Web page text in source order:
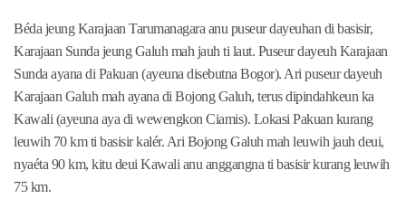
Béda jeung Karajaan Tarumanagara anu puseur dayeuhan di basisir,
Karajaan Sunda jeung Galuh mah jauh ti laut. Puseur dayeuh Karajaan
Sunda ayana di Pakuan (ayeuna disebutna Bogor). Ari puseur dayeuh
Karajaan Galuh mah ayana di Bojong Galuh, terus dipindahkeun ka
Kawali (ayeuna aya di wewengkon Ciamis). Lokasi Pakuan kurang
leuwih 70 km ti basisir kalér. Ari Bojong Galuh mah leuwih jauh deui,
nyaéta 90 km, kitu deui Kawali anu anggangna ti basisir kurang leuwih
75 km.